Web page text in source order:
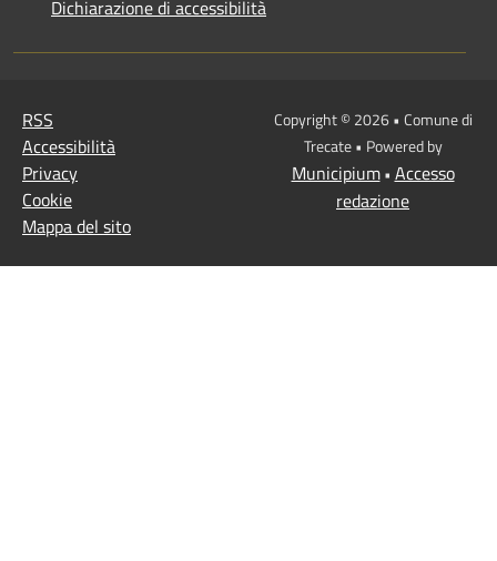
Dichiarazione di accessibilità
RSS
Accessibilità
Privacy
Cookie
Mappa del sito
Copyright © 2026 • Comune di
Trecate • Powered by
Municipium• Accesso
redazione